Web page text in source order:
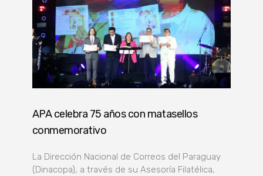
APA celebra 75 años con matasellos
conmemorativo
La Dirección Nacional de Correos del Paraguay
(Dinacopa), a través de su Asesoría Filatélica,